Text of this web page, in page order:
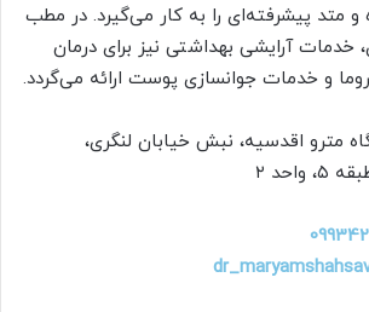
و متد پیشرفته‌ای را به کار می‌گیرد. در مطب
خدمات آرایشی بهداشتی نیز برای درمان
و خدمات جوانسازی پوست ارائه می‌گردد.
مترو اقدسیه، نبش خیابان لنگری،
۲